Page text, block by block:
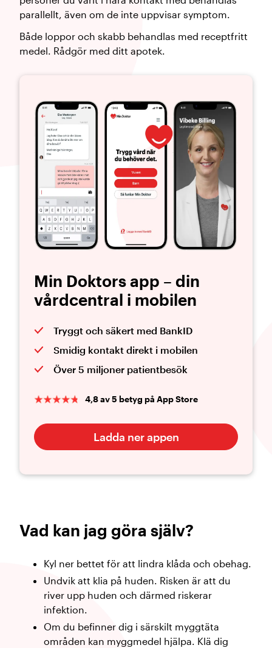
parallellt, även om de inte uppvisar symptom.
Både loppor och skabb behandlas med receptfritt
medel. Rådgör med ditt apotek.
Min Doktors app – din
vårdcentral i mobilen
Tryggt och säkert med BankID
Smidig kontakt direkt i mobilen
Över 5 miljoner patientbesök
4,8 av 5 betyg på App Store
Ladda ner appen
Vad kan jag göra själv?
Kyl ner bettet för att lindra klåda och obehag.
Undvik att klia på huden. Risken är att du
river upp huden och därmed riskerar
infektion.
Om du befinner dig i särskilt myggtäta
områden kan myggmedel hjälpa. Klä dig